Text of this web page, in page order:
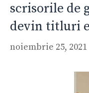
scrisorile de
devin titluri
noiembrie 25, 2021